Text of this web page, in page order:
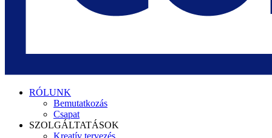
search
Menu
RÓLUNK
Bemutatkozás
Csapat
SZOLGÁLTATÁSOK
Kreatív tervezés